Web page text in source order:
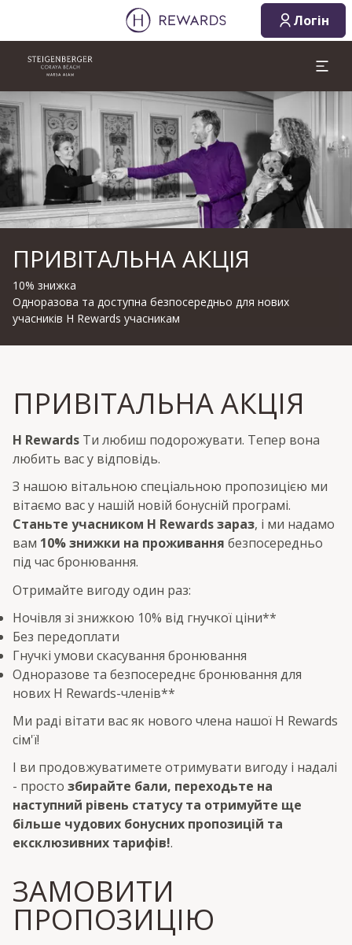
Логін
Слайд 1 з 1
ПРИВІТАЛЬНА АКЦІЯ
10% знижка
Одноразова та доступна безпосередньо для нових
учасників H Rewards учасникам
ПРИВІТАЛЬНА АКЦІЯ
H Rewards Ти любиш подорожувати. Тепер вона
любить вас у відповідь.
З нашою вітальною спеціальною пропозицією ми
вітаємо вас у нашій новій бонусній програмі.
Станьте учасником H Rewards зараз, і ми надамо
вам 10% знижки на проживання безпосередньо
під час бронювання.
Отримайте вигоду один раз:
Ночівля зі знижкою 10% від гнучкої ціни**
Без передоплати
Гнучкі умови скасування бронювання
Одноразове та безпосереднє бронювання для
нових H Rewards-членів**
Ми раді вітати вас як нового члена нашої H Rewards
сім'ї!
І ви продовжуватимете отримувати вигоду і надалі
- просто збирайте бали, переходьте на
наступний рівень статусу та отримуйте ще
більше чудових бонусних пропозицій та
ексклюзивних тарифів!.
ЗАМОВИТИ
ПРОПОЗИЦІЮ